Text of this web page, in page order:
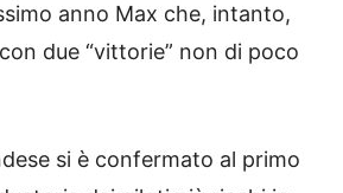
anno Max che, intanto,
due “vittorie” non di poco
si è confermato al primo